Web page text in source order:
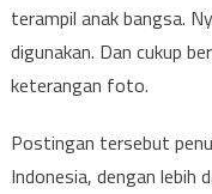
terampil anak bangsa.
digunakan. Dan cukup
keterangan foto.
Postingan tersebut
Indonesia, dengan lebih